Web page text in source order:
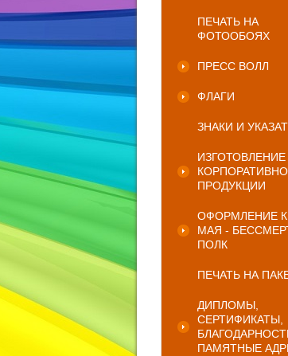
ПЕЧАТЬ НА
ФОТООБОЯХ
ПРЕСС ВОЛЛ
ФЛАГИ
ЗНАКИ И
ИЗГОТОВЛЕНИЕ
ПРОДУКЦИИ
ОФОРМЛЕНИЕ К
МАЯ -
ПОЛК
ПЕЧАТЬ НА
ДИПЛОМЫ,
СЕРТИФИКАТЫ,
ПАМЯТНЫЕ